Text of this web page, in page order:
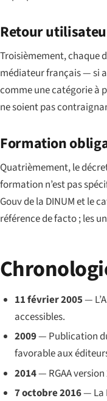
Retour
Troisièmement, chaque
médiateur français — si
comme une catégorie à
ne soient pas
Formation
Quatrièmement, le
formation n’est pas
Gouvde la DINUM et le
référence de facto ; les
11 février 2005—
accessibles.
2009— Publication
favorable aux
2014— RGAA version
7 octobre 2016— La